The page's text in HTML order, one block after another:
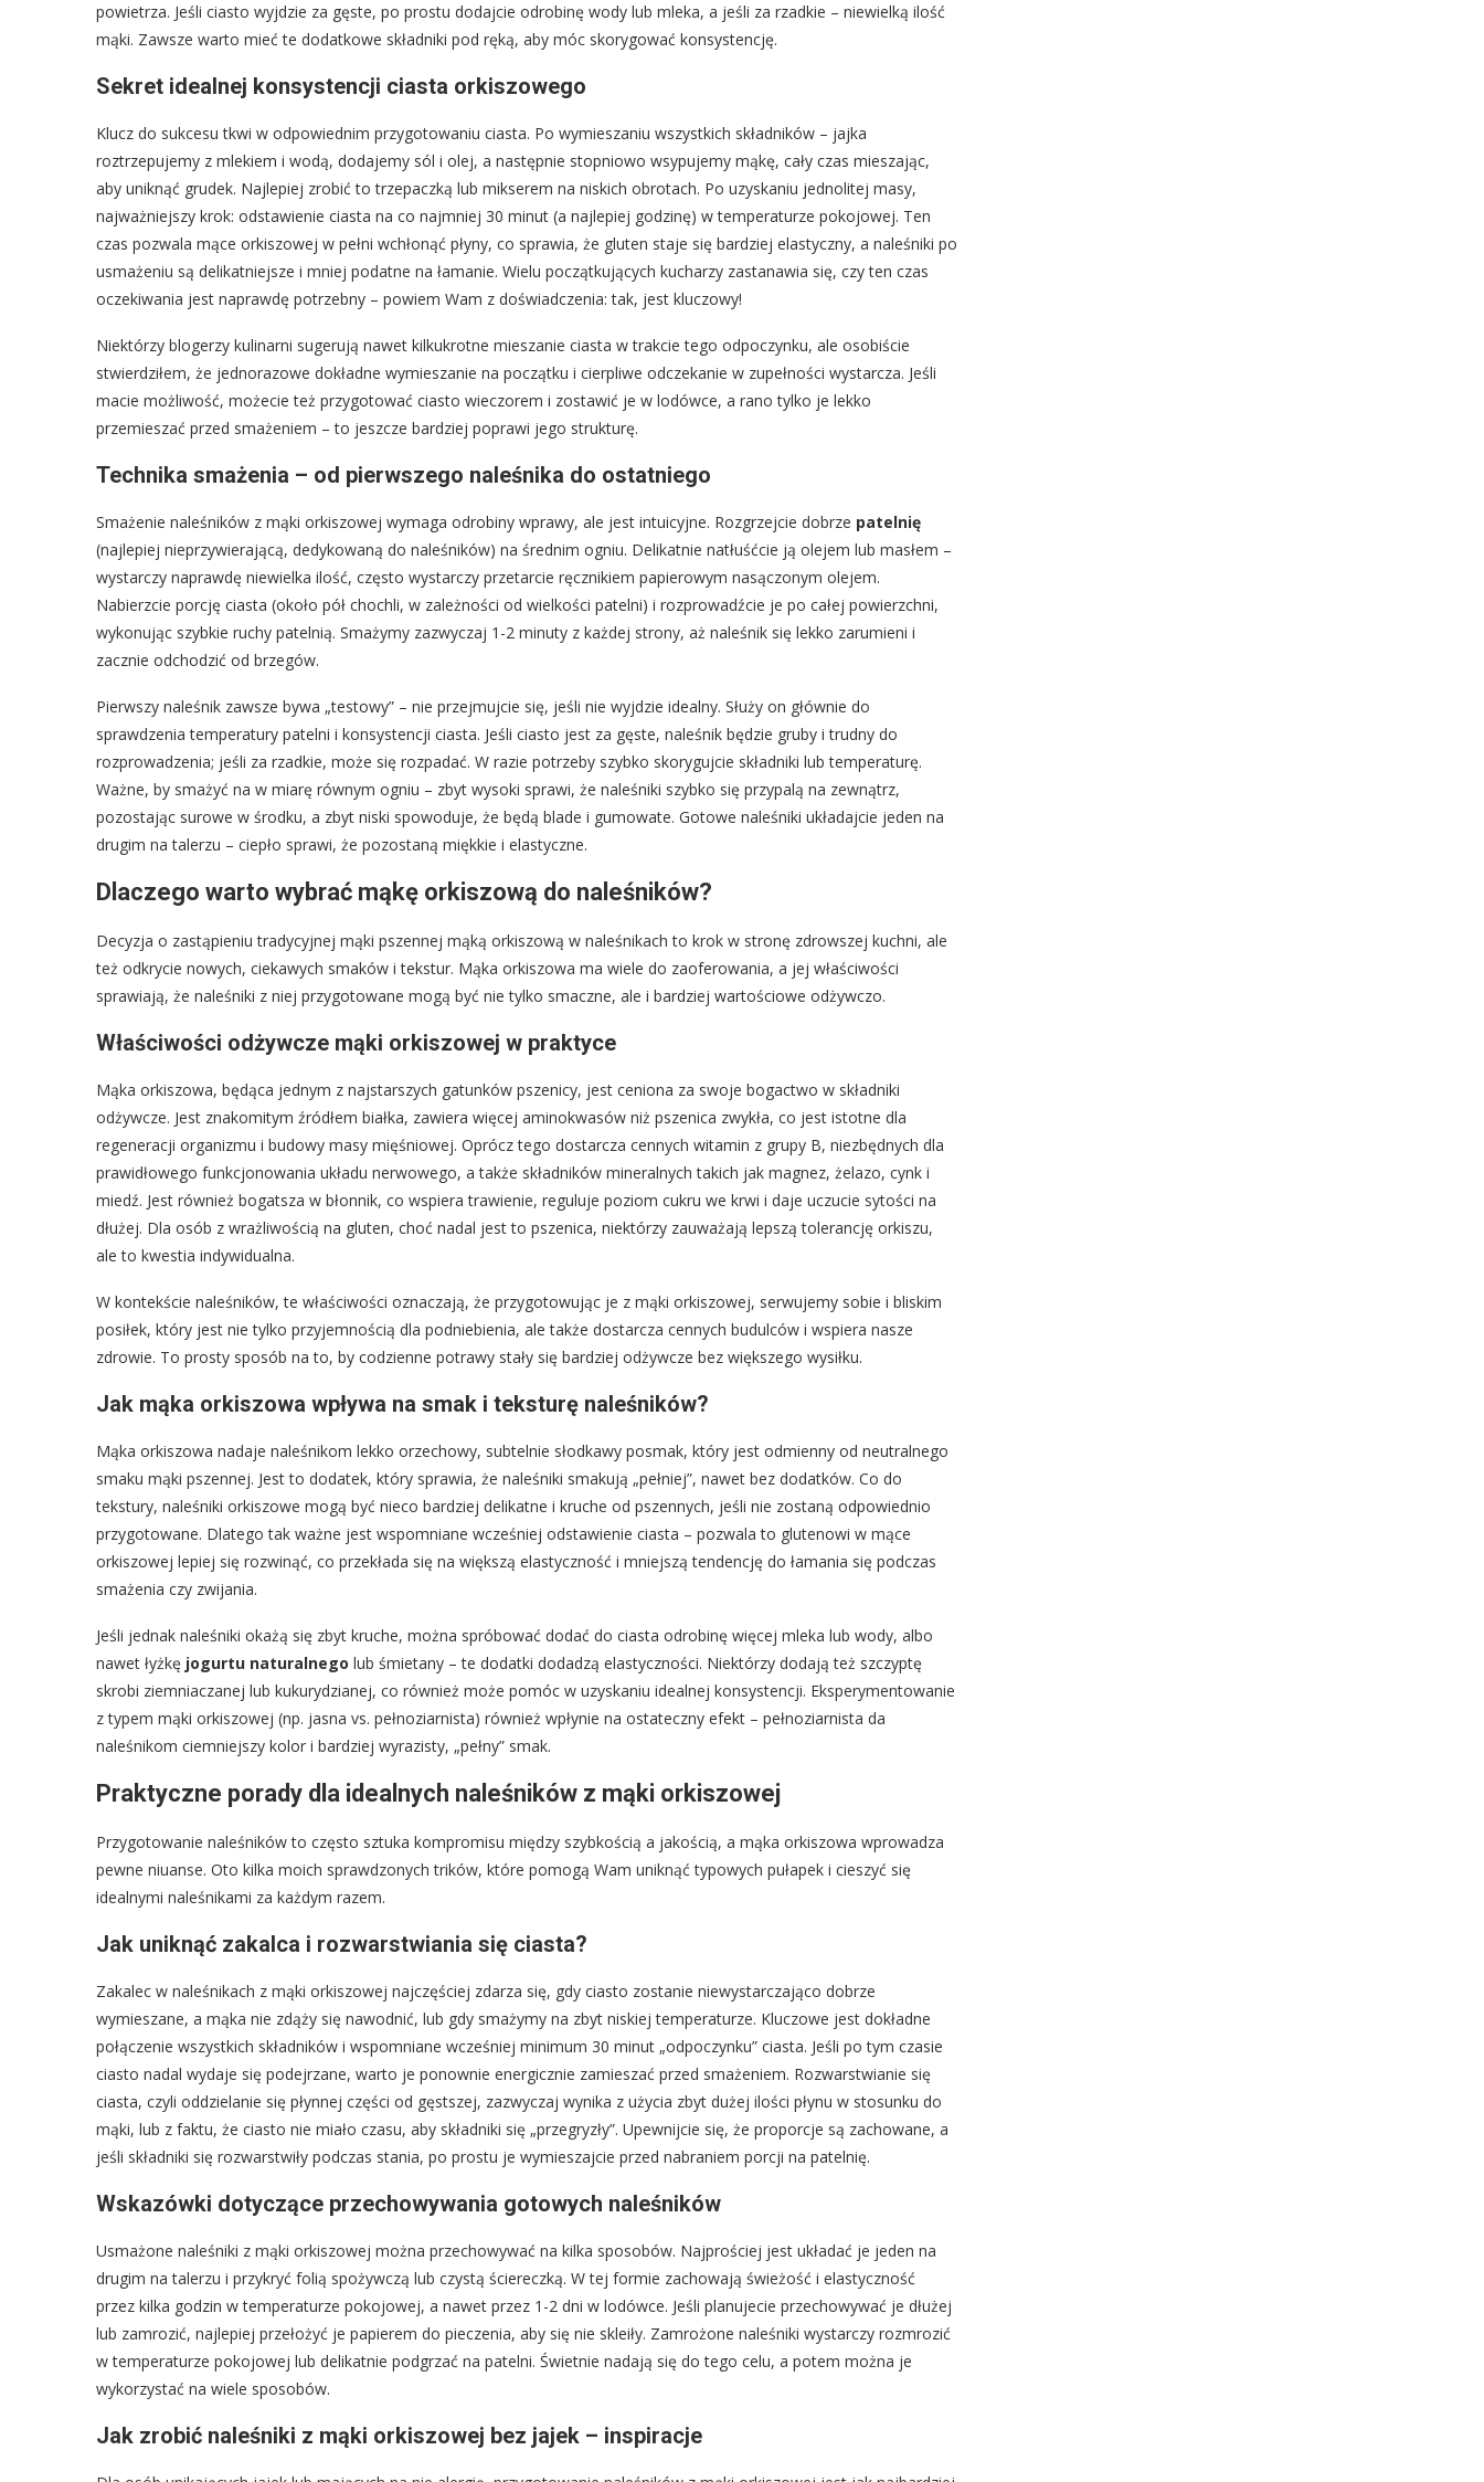
powietrza. Jeśli ciasto wyjdzie za gęste, po prostu dodajcie odrobinę wody lub mleka, a jeśli za rzadkie – niewielką ilość
mąki. Zawsze warto mieć te dodatkowe składniki pod ręką, aby móc skorygować konsystencję.
Sekret idealnej konsystencji ciasta orkiszowego
Klucz do sukcesu tkwi w odpowiednim przygotowaniu ciasta. Po wymieszaniu wszystkich składników – jajka
roztrzepujemy z mlekiem i wodą, dodajemy sól i olej, a następnie stopniowo wsypujemy mąkę, cały czas mieszając,
aby uniknąć grudek. Najlepiej zrobić to trzepaczką lub mikserem na niskich obrotach. Po uzyskaniu jednolitej masy,
najważniejszy krok: odstawienie ciasta na co najmniej 30 minut (a najlepiej godzinę) w temperaturze pokojowej. Ten
czas pozwala mące orkiszowej w pełni wchłonąć płyny, co sprawia, że gluten staje się bardziej elastyczny, a naleśniki po
usmażeniu są delikatniejsze i mniej podatne na łamanie. Wielu początkujących kucharzy zastanawia się, czy ten czas
oczekiwania jest naprawdę potrzebny – powiem Wam z doświadczenia: tak, jest kluczowy!
Niektórzy blogerzy kulinarni sugerują nawet kilkukrotne mieszanie ciasta w trakcie tego odpoczynku, ale osobiście
stwierdziłem, że jednorazowe dokładne wymieszanie na początku i cierpliwe odczekanie w zupełności wystarcza. Jeśli
macie możliwość, możecie też przygotować ciasto wieczorem i zostawić je w lodówce, a rano tylko je lekko
przemieszać przed smażeniem – to jeszcze bardziej poprawi jego strukturę.
Technika smażenia – od pierwszego naleśnika do ostatniego
Smażenie naleśników z mąki orkiszowej wymaga odrobiny wprawy, ale jest intuicyjne. Rozgrzejcie dobrze patelnię
(najlepiej nieprzywierającą, dedykowaną do naleśników) na średnim ogniu. Delikatnie natłuśćcie ją olejem lub masłem –
wystarczy naprawdę niewielka ilość, często wystarczy przetarcie ręcznikiem papierowym nasączonym olejem.
Nabierzcie porcję ciasta (około pół chochli, w zależności od wielkości patelni) i rozprowadźcie je po całej powierzchni,
wykonując szybkie ruchy patelnią. Smażymy zazwyczaj 1-2 minuty z każdej strony, aż naleśnik się lekko zarumieni i
zacznie odchodzić od brzegów.
Pierwszy naleśnik zawsze bywa „testowy” – nie przejmujcie się, jeśli nie wyjdzie idealny. Służy on głównie do
sprawdzenia temperatury patelni i konsystencji ciasta. Jeśli ciasto jest za gęste, naleśnik będzie gruby i trudny do
rozprowadzenia; jeśli za rzadkie, może się rozpadać. W razie potrzeby szybko skorygujcie składniki lub temperaturę.
Ważne, by smażyć na w miarę równym ogniu – zbyt wysoki sprawi, że naleśniki szybko się przypalą na zewnątrz,
pozostając surowe w środku, a zbyt niski spowoduje, że będą blade i gumowate. Gotowe naleśniki układajcie jeden na
drugim na talerzu – ciepło sprawi, że pozostaną miękkie i elastyczne.
Dlaczego warto wybrać mąkę orkiszową do naleśników?
Decyzja o zastąpieniu tradycyjnej mąki pszennej mąką orkiszową w naleśnikach to krok w stronę zdrowszej kuchni, ale
też odkrycie nowych, ciekawych smaków i tekstur. Mąka orkiszowa ma wiele do zaoferowania, a jej właściwości
sprawiają, że naleśniki z niej przygotowane mogą być nie tylko smaczne, ale i bardziej wartościowe odżywczo.
Właściwości odżywcze mąki orkiszowej w praktyce
Mąka orkiszowa, będąca jednym z najstarszych gatunków pszenicy, jest ceniona za swoje bogactwo w składniki
odżywcze. Jest znakomitym źródłem białka, zawiera więcej aminokwasów niż pszenica zwykła, co jest istotne dla
regeneracji organizmu i budowy masy mięśniowej. Oprócz tego dostarcza cennych witamin z grupy B, niezbędnych dla
prawidłowego funkcjonowania układu nerwowego, a także składników mineralnych takich jak magnez, żelazo, cynk i
miedź. Jest również bogatsza w błonnik, co wspiera trawienie, reguluje poziom cukru we krwi i daje uczucie sytości na
dłużej. Dla osób z wrażliwością na gluten, choć nadal jest to pszenica, niektórzy zauważają lepszą tolerancję orkiszu,
ale to kwestia indywidualna.
W kontekście naleśników, te właściwości oznaczają, że przygotowując je z mąki orkiszowej, serwujemy sobie i bliskim
posiłek, który jest nie tylko przyjemnością dla podniebienia, ale także dostarcza cennych budulców i wspiera nasze
zdrowie. To prosty sposób na to, by codzienne potrawy stały się bardziej odżywcze bez większego wysiłku.
Jak mąka orkiszowa wpływa na smak i teksturę naleśników?
Mąka orkiszowa nadaje naleśnikom lekko orzechowy, subtelnie słodkawy posmak, który jest odmienny od neutralnego
smaku mąki pszennej. Jest to dodatek, który sprawia, że naleśniki smakują „pełniej”, nawet bez dodatków. Co do
tekstury, naleśniki orkiszowe mogą być nieco bardziej delikatne i kruche od pszennych, jeśli nie zostaną odpowiednio
przygotowane. Dlatego tak ważne jest wspomniane wcześniej odstawienie ciasta – pozwala to glutenowi w mące
orkiszowej lepiej się rozwinąć, co przekłada się na większą elastyczność i mniejszą tendencję do łamania się podczas
smażenia czy zwijania.
Jeśli jednak naleśniki okażą się zbyt kruche, można spróbować dodać do ciasta odrobinę więcej mleka lub wody, albo
nawet łyżkę jogurtu naturalnego lub śmietany – te dodatki dodadzą elastyczności. Niektórzy dodają też szczyptę
skrobi ziemniaczanej lub kukurydzianej, co również może pomóc w uzyskaniu idealnej konsystencji. Eksperymentowanie
z typem mąki orkiszowej (np. jasna vs. pełnoziarnista) również wpłynie na ostateczny efekt – pełnoziarnista da
naleśnikom ciemniejszy kolor i bardziej wyrazisty, „pełny” smak.
Praktyczne porady dla idealnych naleśników z mąki orkiszowej
Przygotowanie naleśników to często sztuka kompromisu między szybkością a jakością, a mąka orkiszowa wprowadza
pewne niuanse. Oto kilka moich sprawdzonych trików, które pomogą Wam uniknąć typowych pułapek i cieszyć się
idealnymi naleśnikami za każdym razem.
Jak uniknąć zakalca i rozwarstwiania się ciasta?
Zakalec w naleśnikach z mąki orkiszowej najczęściej zdarza się, gdy ciasto zostanie niewystarczająco dobrze
wymieszane, a mąka nie zdąży się nawodnić, lub gdy smażymy na zbyt niskiej temperaturze. Kluczowe jest dokładne
połączenie wszystkich składników i wspomniane wcześniej minimum 30 minut „odpoczynku” ciasta. Jeśli po tym czasie
ciasto nadal wydaje się podejrzane, warto je ponownie energicznie zamieszać przed smażeniem. Rozwarstwianie się
ciasta, czyli oddzielanie się płynnej części od gęstszej, zazwyczaj wynika z użycia zbyt dużej ilości płynu w stosunku do
mąki, lub z faktu, że ciasto nie miało czasu, aby składniki się „przegryzły”. Upewnijcie się, że proporcje są zachowane, a
jeśli składniki się rozwarstwiły podczas stania, po prostu je wymieszajcie przed nabraniem porcji na patelnię.
Wskazówki dotyczące przechowywania gotowych naleśników
Usmażone naleśniki z mąki orkiszowej można przechowywać na kilka sposobów. Najprościej jest układać je jeden na
drugim na talerzu i przykryć folią spożywczą lub czystą ściereczką. W tej formie zachowają świeżość i elastyczność
przez kilka godzin w temperaturze pokojowej, a nawet przez 1-2 dni w lodówce. Jeśli planujecie przechowywać je dłużej
lub zamrozić, najlepiej przełożyć je papierem do pieczenia, aby się nie skleiły. Zamrożone naleśniki wystarczy rozmrozić
w temperaturze pokojowej lub delikatnie podgrzać na patelni. Świetnie nadają się do tego celu, a potem można je
wykorzystać na wiele sposobów.
Jak zrobić naleśniki z mąki orkiszowej bez jajek – inspiracje